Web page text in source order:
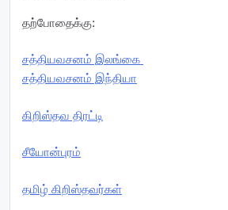
தற்போதைக்கு:
சத்தியவசனம் இலங்கை
சத்தியவசனம் இந்தியா
கிறிஸ்தவ திரட்டி
சீயோன்புரம்
தமிழ் கிறிஸ்தவர்கள்